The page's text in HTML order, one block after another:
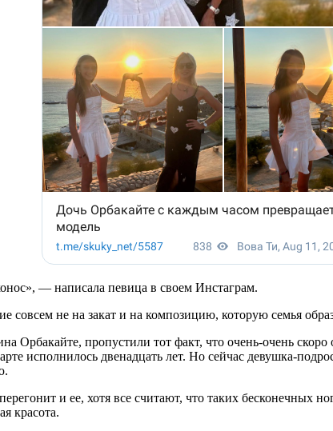
— написала певица в своем Инстаграм.
совсем не на закат и на композицию, которую семья
Орбакайте, пропустили тот факт, что очень-очень
исполнилось двенадцать лет. Но сейчас девушка-
и ее, хотя все считают, что таких бесконечных
красота.